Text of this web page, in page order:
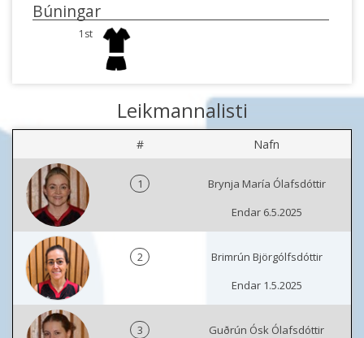
Búningar
1st
Leikmannalisti
# Nafn
1
Brynja María Ólafsdóttir
Endar 6.5.2025
2
Brimrún Björgólfsdóttir
Endar 1.5.2025
3
Guðrún Ósk Ólafsdóttir